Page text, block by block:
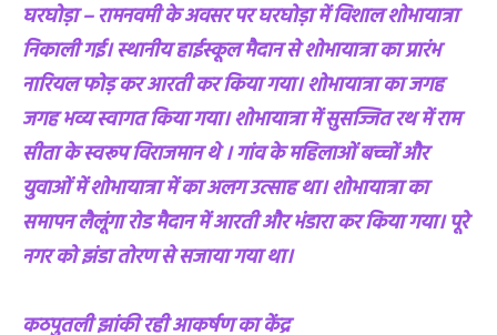
घरघोड़ा – रामनवमी के अवसर पर घरघोड़ा में विशाल शोभायात्रा
निकाली गई। स्थानीय हाईस्कूल मैदान से शोभायात्रा का प्रारंभ
नारियल फोड़ कर आरती कर किया गया। शोभायात्रा का जगह
जगह भव्य स्वागत किया गया। शोभायात्रा में सुसज्जित रथ में राम
सीता के स्वरूप विराजमान थे । गांव के महिलाओं बच्चों और
युवाओं में शोभायात्रा में का अलग उत्साह था। शोभायात्रा का
समापन लैलूंगा रोड मैदान में आरती और भंडारा कर किया गया। पूरे
नगर को झंडा तोरण से सजाया गया था।
कठपुतली झांकी रही आकर्षण का केंद्र